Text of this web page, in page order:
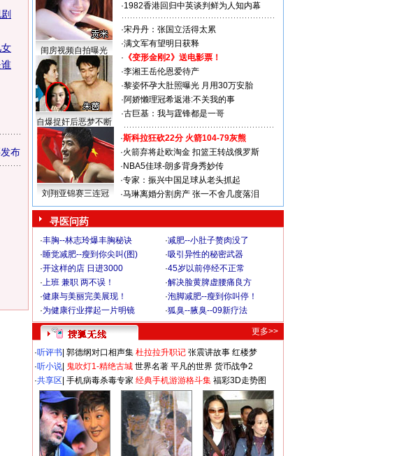
布
闺房视频自拍曝光
自爆捉奸后恶梦不断
·1982香港回归中英谈判鲜为人知内幕
·宋丹丹：张国立活得太累
·满文军有望明日获释
· 《变形金刚2》送电影票！
·李湘王岳伦恩爱待产
·黎姿怀孕大肚照曝光 月用30万安胎
·阿娇懒理冠希返港:不关我的事
·古巨基：我与霆锋都是一哥
刘翔亚锦赛三连冠
·斯科拉狂砍22分 火箭104-79灰熊
·火箭弃将赴欧淘金 扣篮王转战俄罗斯
· NBA5佳球-朗多背身秀妙传
·专家：振兴中国足球从老头抓起
·马琳离婚分割房产 张一不舍几度落泪
寻医问药
·丰胸--林志玲爆丰胸秘诀 ·减肥--小肚子赘肉没了
·睡觉减肥--瘦到你尖叫(图) ·吸引异性的秘密武器
·开这样的店 日进3000 ·45岁以前停经不正常
·上班 兼职 两不误！ ·解决脸黄脾虚腰痛良方
·健康与美丽完美展现！ ·泡脚减肥--瘦到你叫停！
·为健康行业撑起一片明镜 ·狐臭--腋臭--09新疗法
更多>>
·听评书 郭德纲对口相声集 杜拉拉升职记 张震讲故事 红楼梦
·听小说 鬼吹灯1-精绝古城 世界名著 平凡的世界 货币战争2
·共享区 手机病毒杀毒专家 经典手机游游格斗集 福彩3D走势图